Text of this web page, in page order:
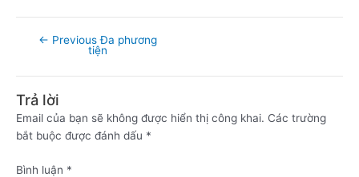
← Previous Đa phương
tiện
Trả lời
Email của bạn sẽ không được hiển thị công khai. Các trường
bắt buộc được đánh dấu *
Bình luận *